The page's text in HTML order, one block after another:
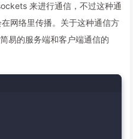
来进行通信，不过这种通
网络里传播。关于这种通信方
易的服务端和客户端通信的